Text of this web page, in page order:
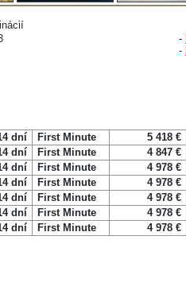
-
-
dní First Minute 5 418 €
dní First Minute 4 847 €
dní First Minute 4 978 €
dní First Minute 4 978 €
dní First Minute 4 978 €
dní First Minute 4 978 €
dní First Minute 4 978 €